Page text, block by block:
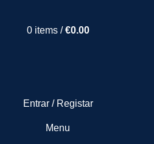
0 items / €0.00
Entrar / Registar
Menu